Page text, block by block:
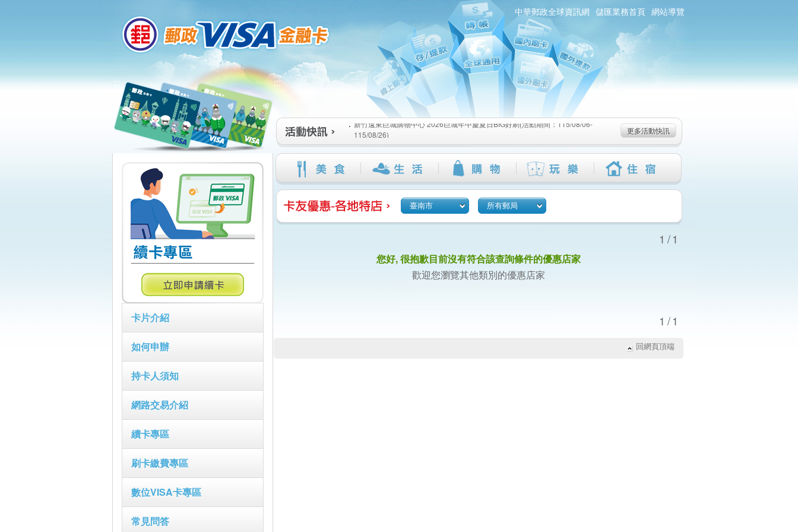
中華郵政全球資訊網 儲匯業務首頁 網站導覽
:::
卡片介紹
如何申辦
持卡人須知
網路交易介紹
續卡專區
刷卡繳費專區
數位VISA卡專區
常見問答
:::
新竹遠東巨城購物中心 2026巨城年中慶夏日BIG好刷(活動期間：115/08/06-
115/08/26)
臺北三創生活 有點東西第2波 刷卡郵好禮(活動期間：115/08/06-115/09/02)
桃園大江國際購物中心 好饗去大江檔期(活動期間：115/08/01-115/08/19)
新竹遠東巨城購物中心 2026巨城年中慶夏日BIG好刷(活動期間：115/08/06-
115/08/26)
臺北三創生活 有點東西第2波 刷卡郵好禮(活動期間：115/08/06-115/09/02)
桃園大江國際購物中心 好饗去大江檔期(活動期間：115/08/01-115/08/19)
更多活動快訊
臺南市 所有郵局
1/1
您好, 很抱歉目前沒有符合該查詢條件的優惠店家
歡迎您瀏覽其他類別的優惠店家
1/1
回網頁頂端